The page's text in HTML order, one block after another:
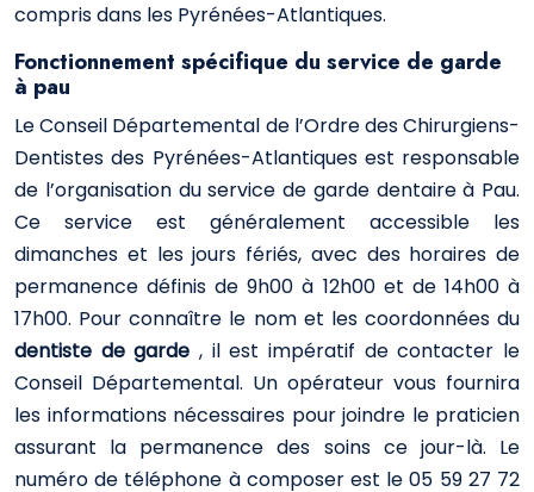
compris dans les Pyrénées-Atlantiques.
Fonctionnement spécifique du service de garde
à pau
Le Conseil Départemental de l’Ordre des Chirurgiens-
Dentistes des Pyrénées-Atlantiques est responsable
de l’organisation du service de garde dentaire à Pau.
Ce service est généralement accessible les
dimanches et les jours fériés, avec des horaires de
permanence définis de 9h00 à 12h00 et de 14h00 à
17h00. Pour connaître le nom et les coordonnées du
dentiste de garde , il est impératif de contacter le
Conseil Départemental. Un opérateur vous fournira
les informations nécessaires pour joindre le praticien
assurant la permanence des soins ce jour-là. Le
numéro de téléphone à composer est le 05 59 27 72